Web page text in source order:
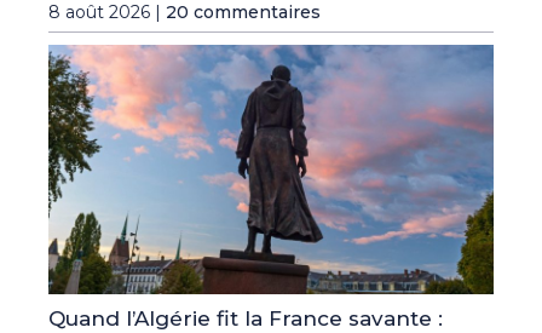
8 août 2026 | 20 commentaires
Quand l’Algérie fit la France savante :